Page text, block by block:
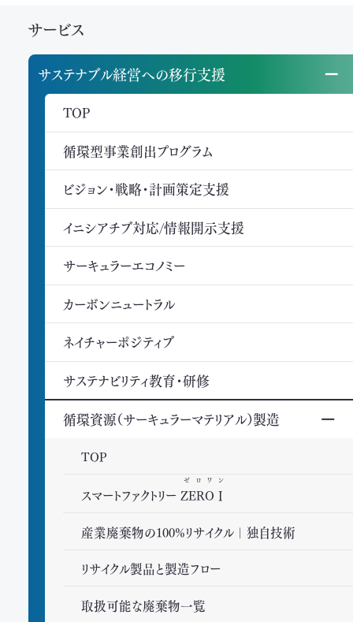
サービス
サステナブル経営への移行支援
TOP
循環型事業創出プログラム
ビジョン・戦略・計画策定支援
イニシアチブ対応/情報開示支援
サーキュラーエコノミー
カーボンニュートラル
ネイチャーポジティブ
サステナビリティ教育・研修
循環資源（サーキュラーマテリアル）製造
TOP
スマートファクトリー ZEROⅠ
ゼロワン
産業廃棄物の100%リサイクル｜独自技術
リサイクル製品と製造フロー
取扱可能な廃棄物一覧